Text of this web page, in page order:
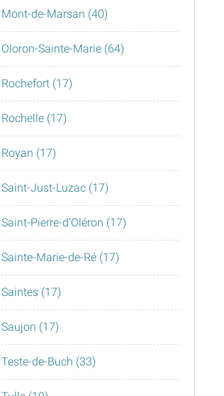
Mont-de-Marsan (40)
Oloron-Sainte-Marie (64)
Rochefort (17)
Rochelle (17)
Royan (17)
Saint-Just-Luzac (17)
Saint-Pierre-d'Oléron (17)
Sainte-Marie-de-Ré (17)
Saintes (17)
Saujon (17)
Teste-de-Buch (33)